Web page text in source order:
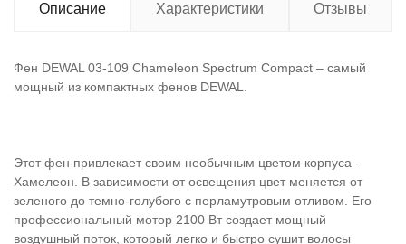
Описание Характеристики Отзывы
Фен DEWAL 03-109 Chameleon Spectrum Compact – самый
мощный из компактных фенов DEWAL.
Этот фен привлекает своим необычным цветом корпуса -
Хамелеон. В зависимости от освещения цвет меняется от
зеленого до темно-голубого с перламутровым отливом. Его
профессиональный мотор 2100 Вт создает мощный
воздушный поток, который легко и быстро сушит волосы